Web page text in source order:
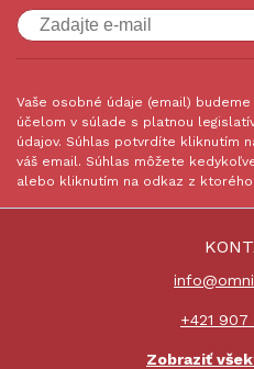
Vaše osobné údaje (email)
účelom v súlade s platnou
údajov. Súhlas potvrdíte kliknutím
váš email. Súhlas môžete
alebo kliknutím na odkaz z
+421 907
Zobraziť